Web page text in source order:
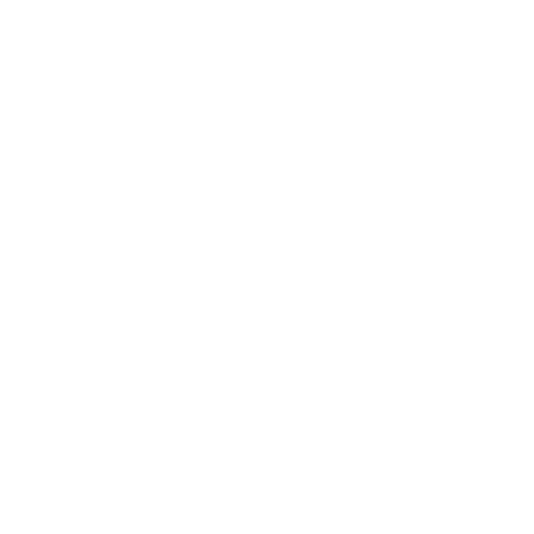
are used to help us analyze how the website is used and to offer